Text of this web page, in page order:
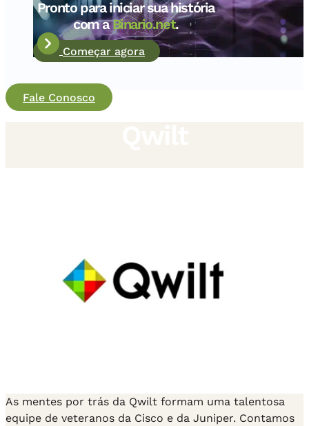
Pronto para iniciar sua história
com aBinario.net.
Começar agora
Fale Conosco
As mentes por trás da Qwilt formam uma talentosa
equipe de veteranos da Cisco e da Juniper. Contamos